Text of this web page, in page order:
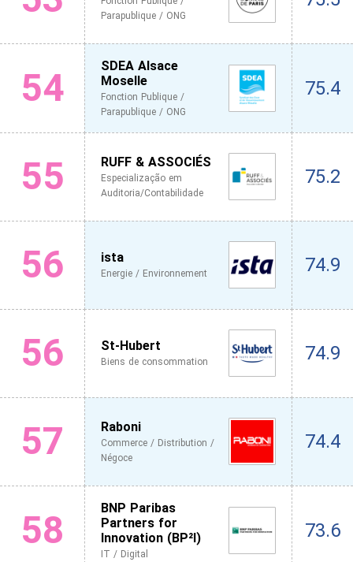
Parapublique / ONG
54
SDEA Alsace
Moselle
Fonction Publique /
Parapublique / ONG
75.4
55 RUFF & ASSOCIÉS
Especialização em
Auditoria/Contabilidade
75.2
56 ista
Energie / Environnement 74.9
56 St-Hubert
Biens de consommation 74.9
57 Raboni
Commerce / Distribution /
Négoce
74.4
58
BNP Paribas
Partners for
Innovation (BP²I)
IT / Digital
73.6